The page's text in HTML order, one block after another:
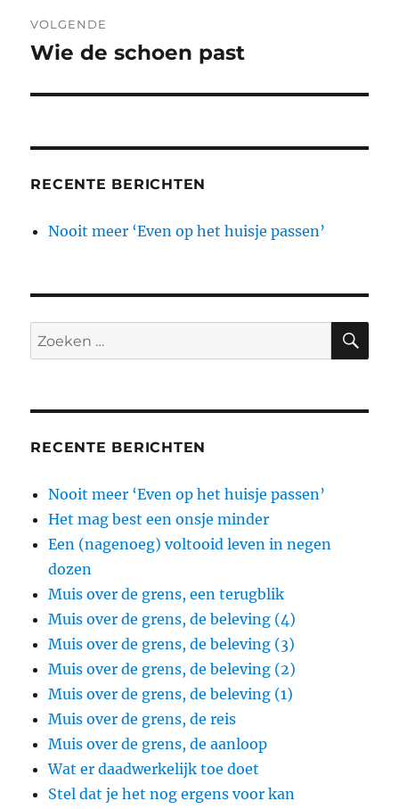
VOLGENDE
Volgend
Wie de schoen past
RECENTE BERICHTEN
Nooit meer ‘Even op het huisje passen’
Zoeken
naar:
RECENTE BERICHTEN
Nooit meer ‘Even op het huisje passen’
Het mag best een onsje minder
Een (nagenoeg) voltooid leven in negen
dozen
Muis over de grens, een terugblik
Muis over de grens, de beleving (4)
Muis over de grens, de beleving (3)
Muis over de grens, de beleving (2)
Muis over de grens, de beleving (1)
Muis over de grens, de reis
Muis over de grens, de aanloop
Wat er daadwerkelijk toe doet
Stel dat je het nog ergens voor kan